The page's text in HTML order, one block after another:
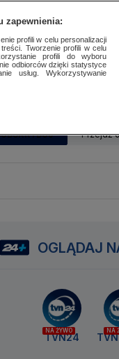
Przejdź
OGLĄDAJ
NA ŻYWO
TVN24
NA
zapewnienia:
profili w celu personalizacji
Tworzenie profili w celu
profili do wyboru
odbiorców dzięki statystyce
usług. Wykorzystywanie